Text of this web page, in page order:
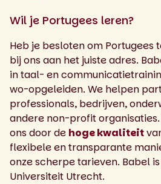
Wil je Portugees leren?
Heb je besloten om Portugees
bij ons aan het juiste adres.
in taal- en
wo-opgeleiden. We helpen
professionals, bedrijven,
andere non-profit
ons door de hoge kwaliteit
flexibele en transparante
onze scherpe tarieven. Babel is
Universiteit Utrecht.